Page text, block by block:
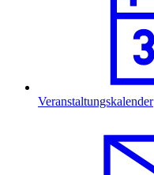
Veranstaltungskalender